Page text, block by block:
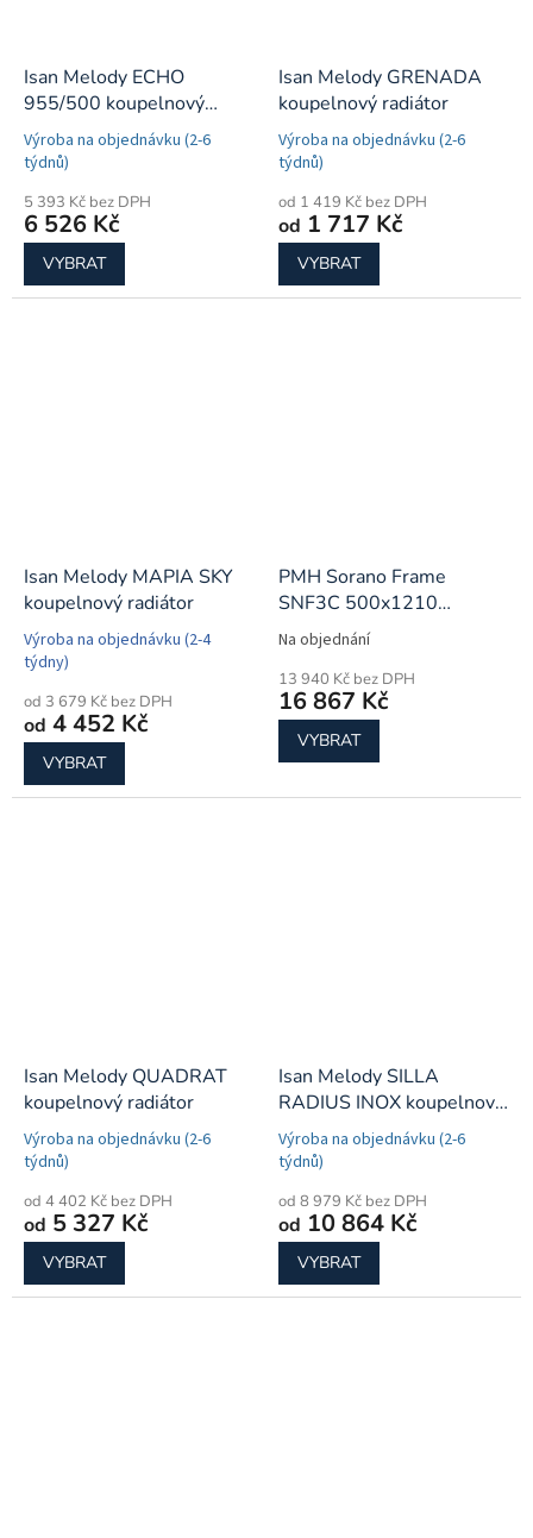
Isan Melody ECHO
955/500 koupelnový
radiátor
Výroba na objednávku (2-6
týdnů)
5 393 Kč bez DPH
6 526 Kč
VYBRAT
Isan Melody GRENADA
koupelnový radiátor
Výroba na objednávku (2-6
týdnů)
od 1 419 Kč bez DPH
od 1 717 Kč
VYBRAT
Isan Melody MAPIA SKY
koupelnový radiátor
Výroba na objednávku (2-4
týdny)
od 3 679 Kč bez DPH
od 4 452 Kč
VYBRAT
PMH Sorano Frame
SNF3C 500x1210
koupelnový radiátor
Na objednání
13 940 Kč bez DPH
16 867 Kč
VYBRAT
Isan Melody QUADRAT
koupelnový radiátor
Výroba na objednávku (2-6
týdnů)
od 4 402 Kč bez DPH
od 5 327 Kč
VYBRAT
Isan Melody SILLA
RADIUS INOX koupelnový
radiátor
Výroba na objednávku (2-6
týdnů)
od 8 979 Kč bez DPH
od 10 864 Kč
VYBRAT